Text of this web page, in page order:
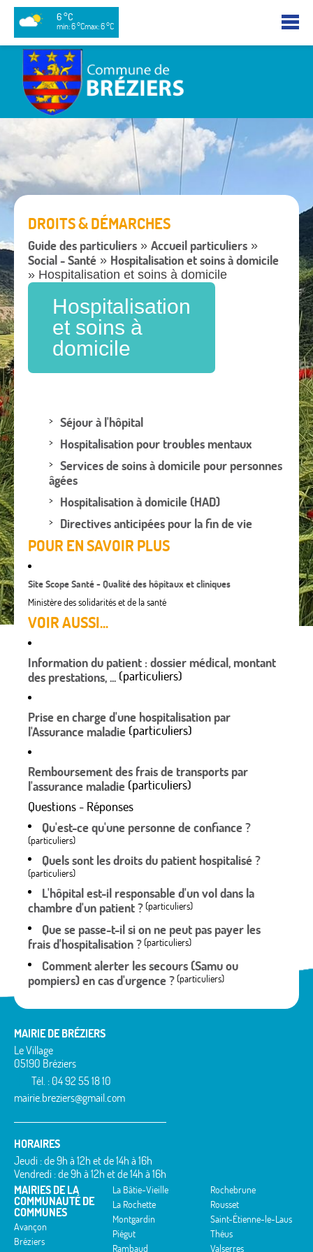
6 °C
min: 6 °Cmax: 6 °C
DROITS & DÉMARCHES
Guide des particuliers » Accueil particuliers »
Social - Santé » Hospitalisation et soins à domicile
» Hospitalisation et soins à domicile
Hospitalisation
et soins à
domicile
Séjour à l'hôpital
Hospitalisation pour troubles mentaux
Services de soins à domicile pour personnes
âgées
Hospitalisation à domicile (HAD)
Directives anticipées pour la fin de vie
POUR EN SAVOIR PLUS
Site Scope Santé - Qualité des hôpitaux et cliniques
Ministère des solidarités et de la santé
VOIR AUSSI...
Information du patient : dossier médical, montant
des prestations, ... (particuliers)
Prise en charge d'une hospitalisation par
l'Assurance maladie (particuliers)
Remboursement des frais de transports par
l'assurance maladie (particuliers)
Questions - Réponses
Qu'est-ce qu'une personne de confiance ?
(particuliers)
Quels sont les droits du patient hospitalisé ?
(particuliers)
L'hôpital est-il responsable d'un vol dans la
chambre d'un patient ?(particuliers)
Que se passe-t-il si on ne peut pas payer les
frais d'hospitalisation ?(particuliers)
Comment alerter les secours (Samu ou
pompiers) en cas d'urgence ?(particuliers)
MAIRIE DE BRÉZIERS
Le Village
05190 Bréziers
Tél. : 04 92 55 18 10
mairie.breziers@gmail.com
HORAIRES
Jeudi : de 9h à 12h et de 14h à 16h
Vendredi : de 9h à 12h et de 14h à 16h
MAIRIES DE LA
COMMUNAUTÉ DE
COMMUNES
Avançon
Bréziers
La Bâtie-Vieille
La Rochette
Montgardin
Piégut
Rambaud
Rochebrune
Rousset
Saint-Étienne-le-Laus
Théus
Valserres